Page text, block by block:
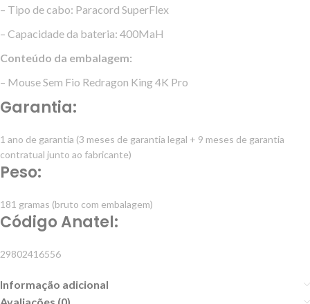
– Tipo de cabo: Paracord SuperFlex
– Capacidade da bateria: 400MaH
Conteúdo da embalagem:
– Mouse Sem Fio Redragon King 4K Pro
Garantia:
1 ano de garantia (3 meses de garantia legal + 9 meses de garantia
contratual junto ao fabricante)
Peso:
181 gramas (bruto com embalagem)
Código Anatel:
29802416556
Informação adicional